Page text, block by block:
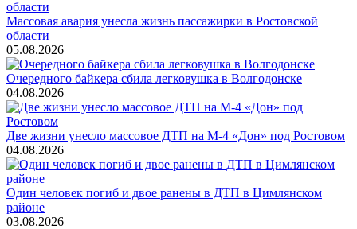
Массовая авария унесла жизнь пассажирки в Ростовской
области
05.08.2026
Очередного байкера сбила легковушка в Волгодонске
04.08.2026
Две жизни унесло массовое ДТП на М-4 «Дон» под Ростовом
04.08.2026
Один человек погиб и двое ранены в ДТП в Цимлянском
районе
03.08.2026